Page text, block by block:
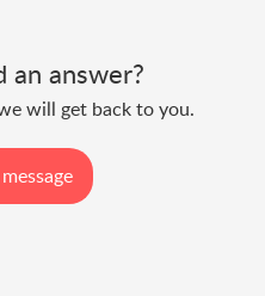
an answer?
will get back to you.